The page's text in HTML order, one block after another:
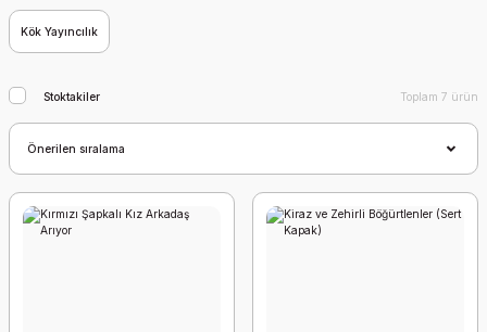
Kök Yayıncılık
Stoktakiler Toplam 7 ürün